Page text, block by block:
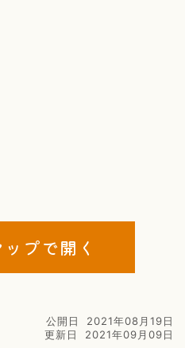
プで開く
公開日
2021年08月19日
更新日
2021年09月09日